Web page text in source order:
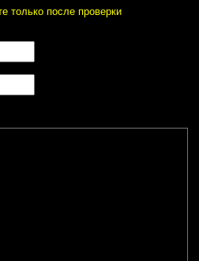
только после проверки